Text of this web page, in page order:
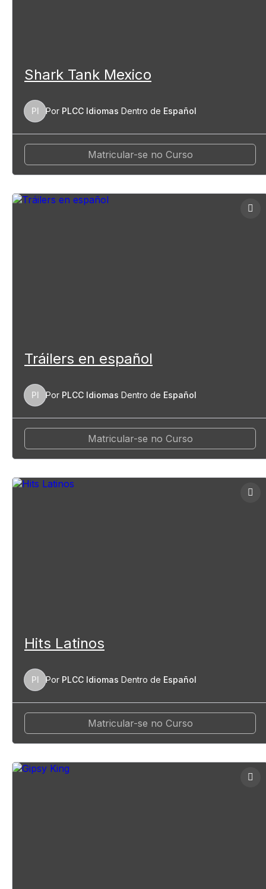
Shark Tank Mexico
PI Por PLCC Idiomas Dentro de Español
Matricular-se no Curso
Tráilers en español
PI Por PLCC Idiomas Dentro de Español
Matricular-se no Curso
Hits Latinos
PI Por PLCC Idiomas Dentro de Español
Matricular-se no Curso